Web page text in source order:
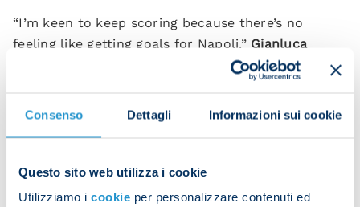
Consenso Dettagli Informazioni sui cookie
Questo sito web utilizza i cookie
Utilizziamo i cookie per personalizzare contenuti ed
“I’m keen to keep scoring because there’s no
feeling like getting goals for Napoli.” Gianluca
was grinning from ear-to-ear after netting
“We played a blinder. When we’re able to express
ourselves like this it’s amazing and we have a great
“Each team we face wants to give their all against